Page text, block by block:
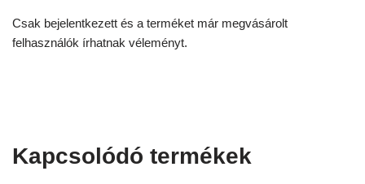
Csak bejelentkezett és a terméket már megvásárolt
felhasználók írhatnak véleményt.
Kapcsolódó termékek